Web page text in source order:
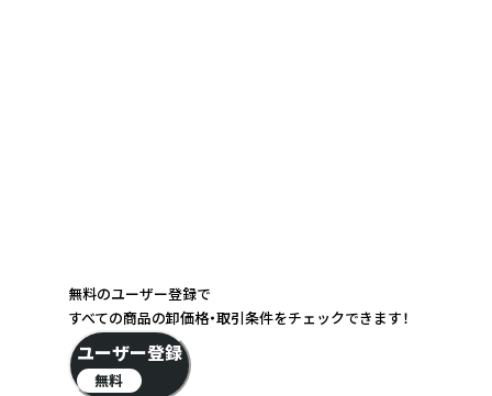
無料のユーザー登録で
すべての商品の卸価格・取引条件をチェックできます！
ユーザー登録
無料